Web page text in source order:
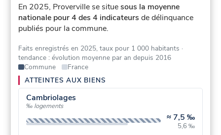
En 2025, Proverville se situesous la moyenne
nationale pour 4 des 4 indicateurs de délinquance
publiés pour la commune.
Faits enregistrés en 2025, taux pour 1 000 habitants ·
tendance : évolution moyenne par an depuis 2016
Commune
France
ATTEINTES AUX BIENS
Cambriolages
‰ logements
≈ 7,5 ‰
5,6 ‰